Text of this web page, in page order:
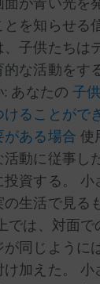
とを知らせる
子供たちは
な活動をす
: あなたの子
ることがで
がある場合使
動に従事し
資する。
生活で見る
では、対面
同じように
加えた。 小